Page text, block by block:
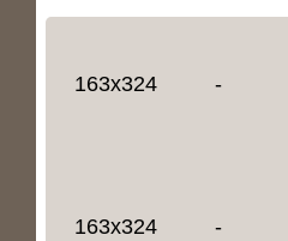
163x324 -
163x324 -